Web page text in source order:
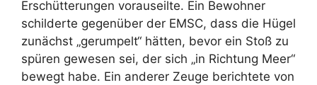
Erschütterungen vorauseilte. Ein Bewohner
schilderte gegenüber der EMSC, dass die Hügel
zunächst „gerumpelt“ hätten, bevor ein Stoß zu
spüren gewesen sei, der sich „in Richtung Meer“
bewegt habe. Ein anderer Zeuge berichtete von